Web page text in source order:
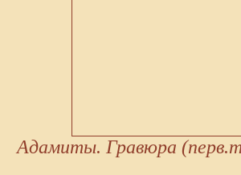
Адамиты. Гравюра